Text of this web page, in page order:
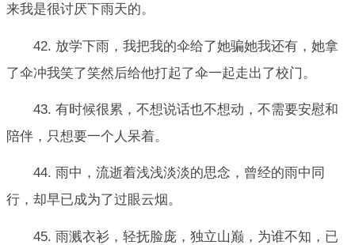
来我是很讨厌下雨天的。
42. 放学下雨，我把我的伞给了她骗她我还有，她拿
了伞冲我笑了笑然后给他打起了伞一起走出了校门。
43. 有时候很累，不想说话也不想动，不需要安慰和
陪伴，只想要一个人呆着。
44. 雨中，流逝着浅浅淡淡的思念，曾经的雨中同
行，却早已成为了过眼云烟。
45. 雨溅衣衫，轻抚脸庞，独立山巅，为谁不知，已